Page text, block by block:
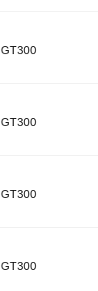
GT300
GT300
GT300
GT300